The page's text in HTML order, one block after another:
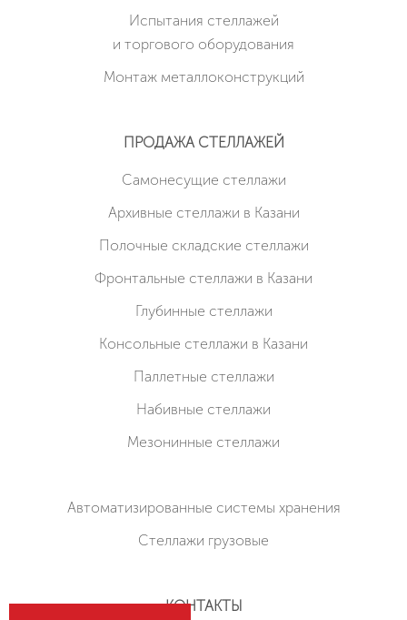
Испытания стеллажей
и торгового оборудования
Монтаж металлоконструкций
ПРОДАЖА СТЕЛЛАЖЕЙ
Cамонесущие стеллажи
Архивные стеллажи в Казани
Полочные складские стеллажи
Фронтальные стеллажи в Казани
Глубинные стеллажи
Консольные стеллажи в Казани
Паллетные стеллажи
Набивные стеллажи
Мезонинные стеллажи
Автоматизированные системы хранения
Стеллажи грузовые
КОНТАКТЫ